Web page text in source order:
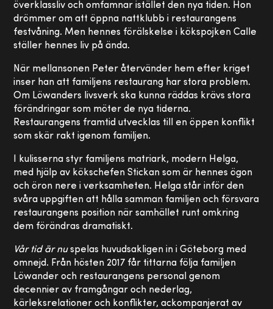
överklassliv och omfamnar istället den nya tiden. Hon
drömmer om att öppna nattklubb i restaurangens
festvåning. Men hennes förälskelse i kökspojken Calle
ställer hennes liv på ända.
När mellansonen Peter återvänder hem efter kriget
inser han att familjens restaurang har stora problem.
Om Löwanders livsverk ska kunna räddas krävs stora
förändringar som möter de nya tiderna.
Restaurangens framtid utvecklas till en öppen konflikt
som skär rakt igenom familjen.
I kulisserna styr familjens matriark, modern Helga,
med hjälp av kökschefen Stickan som är hennes ögon
och öron nere i verksamheten. Helga står inför den
svåra uppgiften att hålla samman familjen och försvara
restaurangens position när samhället runt omkring
dem förändras dramatiskt.
Vår tid är nuspelas huvudsakligen in i Göteborg med
omnejd. Från hösten 2017 får tittarna följa familjen
Löwander och restaurangens personal genom
decennier av framgångar och nederlag,
kärleksrelationer och konflikter, ackompanjerat av